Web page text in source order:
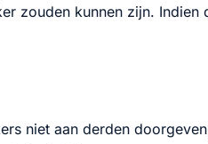
zouden kunnen zijn.
niet aan derden